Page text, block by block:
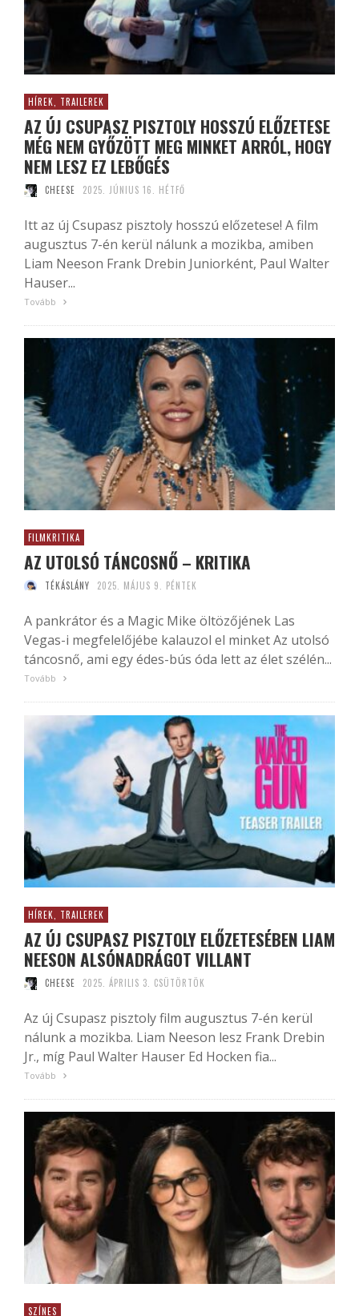
HÍREK, TRAILEREK
AZ ÚJ CSUPASZ PISZTOLY HOSSZÚ ELŐZETESE
MÉG NEM GYŐZÖTT MEG MINKET ARRÓL, HOGY
NEM LESZ EZ LEBŐGÉS
CHEESE 2025. JÚNIUS 16. HÉTFŐ
Itt az új Csupasz pisztoly hosszú előzetese! A film
augusztus 7-én kerül nálunk a mozikba, amiben
Liam Neeson Frank Drebin Juniorként, Paul Walter
Hauser...
Tovább
FILMKRITIKA
AZ UTOLSÓ TÁNCOSNŐ – KRITIKA
TÉKÁSLÁNY 2025. MÁJUS 9. PÉNTEK
A pankrátor és a Magic Mike öltözőjének Las
Vegas-i megfelelőjébe kalauzol el minket Az utolsó
táncosnő, ami egy édes-bús óda lett az élet szélén...
Tovább
HÍREK, TRAILEREK
AZ ÚJ CSUPASZ PISZTOLY ELŐZETESÉBEN LIAM
NEESON ALSÓNADRÁGOT VILLANT
CHEESE 2025. ÁPRILIS 3. CSÜTÖRTÖK
Az új Csupasz pisztoly film augusztus 7-én kerül
nálunk a mozikba. Liam Neeson lesz Frank Drebin
Jr., míg Paul Walter Hauser Ed Hocken fia...
Tovább
SZÍNES